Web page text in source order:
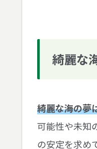
綺麗な
綺麗な海の夢
可能性や未知
の安定を求め